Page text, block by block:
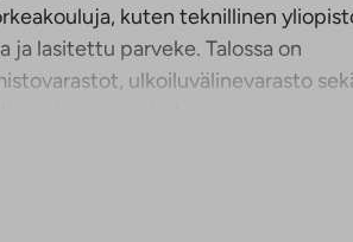
kuten teknillinen
ja lasitettu parveke. Talossa on
ulkoiluvälinevarasto